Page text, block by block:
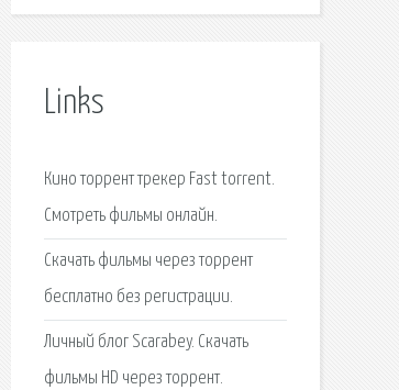
Links
Кино торрент трекер Fast torrent.
Смотреть фильмы онлайн.
Скачать фильмы через торрент
бесплатно без регистрации.
Личный блог Scarabey. Скачать
фильмы HD через торрент.